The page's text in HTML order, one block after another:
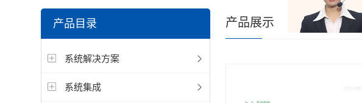
产品目录
系统解决方案
系统集成
产品展示